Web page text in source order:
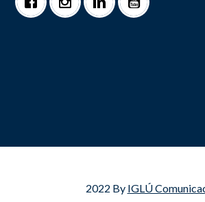
2022 By IGLÚ